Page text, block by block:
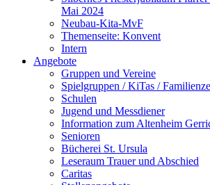
Mai 2024
Neubau-Kita-MvF
Themenseite: Konvent
Intern
Angebote
Gruppen und Vereine
Spielgruppen / KiTas /
Schulen
Jugend und Messdiener
Information zum Altenheim
Senioren
Bücherei St. Ursula
Leseraum Trauer und Abschied
Caritas